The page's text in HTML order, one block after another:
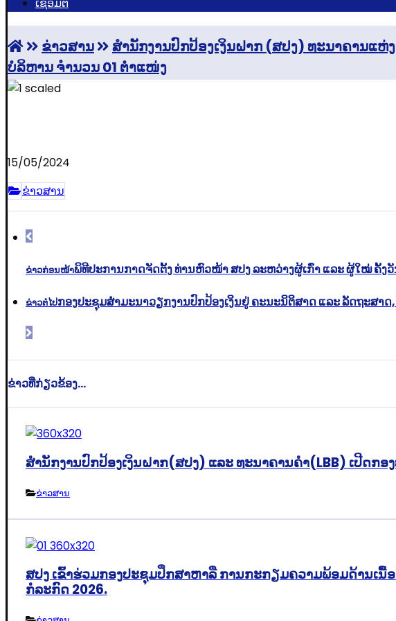
ຂ່າວສານ
ສໍານັກງານປົກປ້ອງເງິນຝາກ (ສປງ) ທະນາຄານ
ບໍລິຫານ ຈໍານວນ 01 ຕໍາແໜ່ງ
15/05/2024
ຂ່າວສານ
ຂ່າວກ່ອນໜ້າພິທີປະການກາດຈັດຕັ້ງ ທ່ານຫົວໜ້າ ສປງ ລະຫວ່າງຜູ້ເກົ່າ ແລະ ຜູ້ໃໝ່ ຄັ້ງວັ
ຂ່າວຕໍ່ໄປກອງປະຊຸມສຳມະນາວຽກງານປົກປ້ອງເງິນຢູ່ ຄະນະນິຕິສາດ ແລະ ລັດຖະສາດ
ຂ່າວທີ່ກ່ຽວຂ້ອງ...
ສຳນັກງານປົກປ້ອງເງິນຝາກ(ສປງ) ແລະ ທະນາຄານຄຳ(LBB) ເປີດກ
ຂ່າວສານ
ສປງ ເຂົ້າຮ່ວມກອງປະຊຸມປຶກສາຫາລື ການກະກຽມຄວາມພ້ອມດ້ານເ
ກໍລະກົດ 2026.